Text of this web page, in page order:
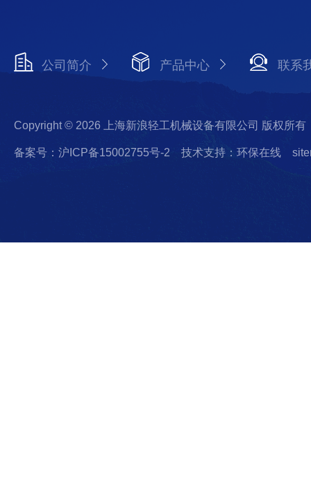
公司简介 产品中心 联系
Copyright © 2026 上海新浪轻工机械设备有限公司 版权所有
备案号：沪ICP备15002755号-2 技术支持：环保在线